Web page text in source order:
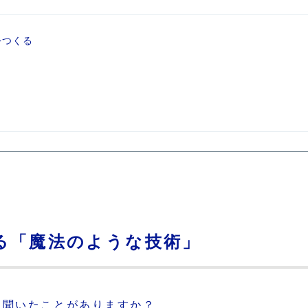
くる
魔法のような技術」
いたことがありますか？